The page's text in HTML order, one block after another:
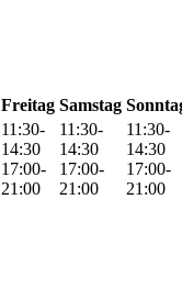
Freitag Samstag
11:30-
14:30
17:00-
21:00
11:30-
14:30
17:00-
21:00
11:30-
14:30
17:00-
21:00